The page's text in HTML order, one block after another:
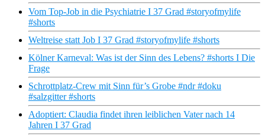
Vom Top-Job in die Psychiatrie I 37 Grad #storyofmylife
#shorts
Weltreise statt Job I 37 Grad #storyofmylife #shorts
Kölner Karneval: Was ist der Sinn des Lebens? #shorts I Die
Frage
Schrottplatz-Crew mit Sinn für’s Grobe #ndr #doku
#salzgitter #shorts
Adoptiert: Claudia findet ihren leiblichen Vater nach 14
Jahren I 37 Grad